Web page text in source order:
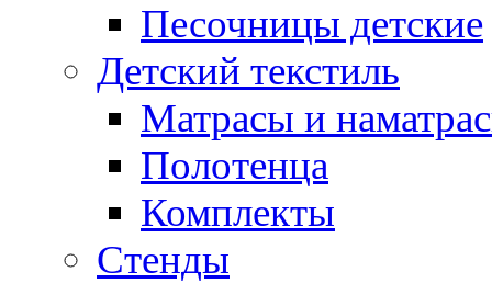
Песочницы детские
Детский текстиль
Матрасы и
Полотенца
Комплекты
Стенды